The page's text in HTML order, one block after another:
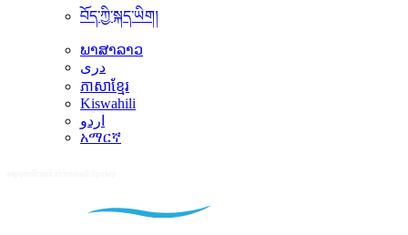
བོད་ཀྱི་སྐད་ཡིག།
ພາສາລາວ
دری
ភាសាខ្មែរ
Kiswahili
اردو
አማርኛ